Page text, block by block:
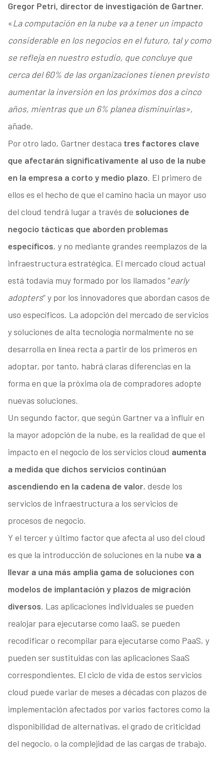
Gregor Petri, director de investigación de Gartner.
«La computación en la nube va a tener un impacto
considerable en los negocios en el futuro, tal y como
se refleja en nuestro estudio, que concluye que
cerca del 60% de las organizaciones tienen previsto
aumentar la inversión en los próximos dos a cinco
años, mientras que un 6% planea disminuirlas»,
añade.
Por otro lado, Gartner destaca tres factores clave
que afectarán significativamente al uso de la nube
en la empresa a corto y medio plazo. El primero de
ellos es el hecho de que el camino hacia un mayor uso
del cloud tendrá lugar a través de soluciones de
negocio tácticas que aborden problemas
específicos, y no mediante grandes reemplazos de la
infraestructura estratégica. El mercado cloud actual
está todavía muy formado por los llamados “early
adopters” y por los innovadores que abordan casos de
uso específicos. La adopción del mercado de servicios
y soluciones de alta tecnología normalmente no se
desarrolla en línea recta a partir de los primeros en
adoptar, por tanto, habrá claras diferencias en la
forma en que la próxima ola de compradores adopte
nuevas soluciones.
Un segundo factor, que según Gartner va a influir en
la mayor adopción de la nube, es la realidad de que el
impacto en el negocio de los servicios cloud aumenta
a medida que dichos servicios continúan
ascendiendo en la cadena de valor, desde los
servicios de infraestructura a los servicios de
procesos de negocio.
Y el tercer y último factor que afecta al uso del cloud
es que la introducción de soluciones en la nube va a
llevar a una más amplia gama de soluciones con
modelos de implantación y plazos de migración
diversos. Las aplicaciones individuales se pueden
realojar para ejecutarse como IaaS, se pueden
recodificar o recompilar para ejecutarse como PaaS, y
pueden ser sustituidas con las aplicaciones SaaS
correspondientes. El ciclo de vida de estos servicios
cloud puede variar de meses a décadas con plazos de
implementación afectados por varios factores como la
disponibilidad de alternativas, el grado de criticidad
del negocio, o la complejidad de las cargas de trabajo.